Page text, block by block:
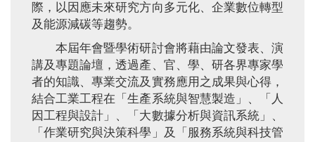
際，以因應未來研究方向多元化、企業數位轉型
及能源減碳等趨勢。
本屆年會暨學術研討會將藉由論文發表、演
講及專題論壇，透過產、官、學、研各界專家學
者的知識、專業交流及實務應用之成果與心得，
結合工業工程在「生產系統與智慧製造」、「人
因工程與設計」、「大數據分析與資訊系統」、
「作業研究與決策科學」及「服務系統與科技管